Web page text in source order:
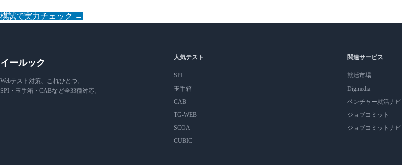
模試で実力チェック →
イールック
Webテスト対策、これひとつ。
SPI・玉手箱・CABなど全33種対応。
人気テスト
SPI
玉手箱
CAB
TG-WEB
SCOA
CUBIC
関連サービス
就活市場
Digmedia
ベンチャー就活ナビ
ジョブコミット
ジョブコミットナビ